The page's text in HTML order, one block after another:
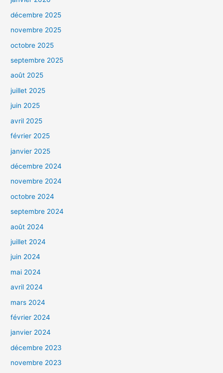
décembre 2025
novembre 2025
octobre 2025
septembre 2025
août 2025
juillet 2025
juin 2025
avril 2025
février 2025
janvier 2025
décembre 2024
novembre 2024
octobre 2024
septembre 2024
août 2024
juillet 2024
juin 2024
mai 2024
avril 2024
mars 2024
février 2024
janvier 2024
décembre 2023
novembre 2023